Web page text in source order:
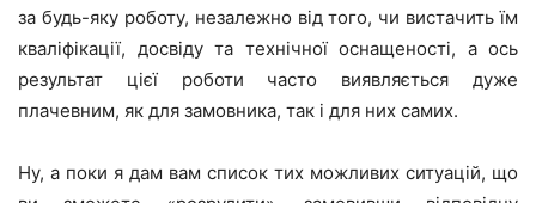
за будь-яку роботу, незалежно від того, чи вистачить їм
кваліфікації, досвіду та технічної оснащеності, а ось
результат цієї роботи часто виявляється дуже
плачевним, як для замовника, так і для них самих.
Ну, а поки я дам вам список тих можливих ситуацій, що